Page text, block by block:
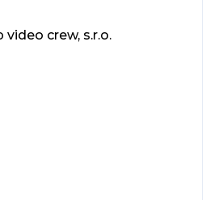
crew, s.r.o.